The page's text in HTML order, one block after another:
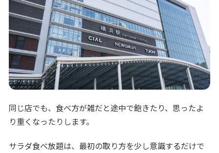
同じ店でも、食べ方が雑だと途中で飽きたり、思ったよ
り重くなったりします。
サラダ食べ放題は、最初の取り方を少し意識するだけで